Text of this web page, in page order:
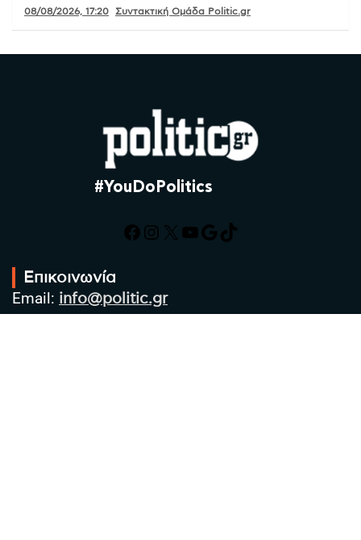
08/08/2026, 17:20 Συντακτική Ομάδα Politic.gr
#YouDoPolitics
Facebook
Instagram
X YouTube
Google
TikTok
Επικοινωνία
Email: info@politic.gr
Τηλ: